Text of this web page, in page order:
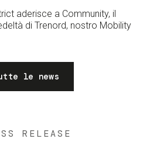
aderisce a Community, il
di Trenord, nostro Mobility
le news
RELEASE